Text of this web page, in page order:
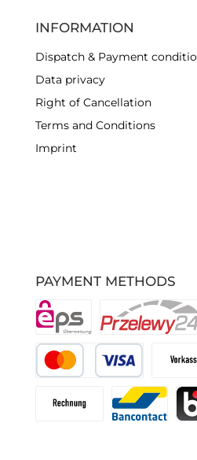
PAYMENT METHODS
INFORMATION
Dispatch & Payment
Data privacy
Right of Cancellation
Terms and Conditions
Imprint